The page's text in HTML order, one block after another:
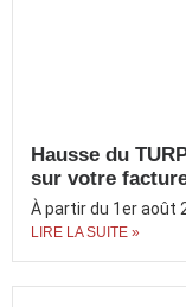
Hausse du
sur votre
À partir du 1er août
LIRE LA SUITE »